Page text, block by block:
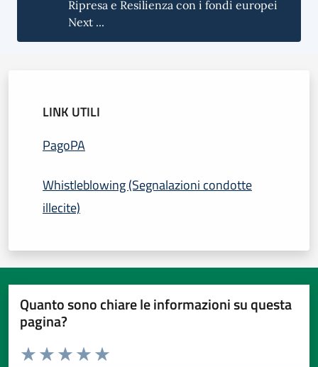
Ripresa e Resilienza con i fondi europei
Next ...
LINK UTILI
PagoPA
Whistleblowing (Segnalazioni condotte
illecite)
Quanto sono chiare le informazioni su questa
pagina?
Domanda
Valuta da 1 a 5 stelle la pagina